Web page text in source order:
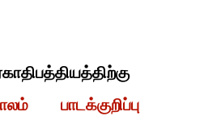
பாடக்குறிப்பு